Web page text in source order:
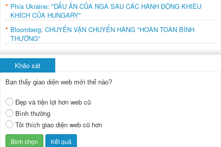
Phía Ukraine: "DẤU ẤN CỦA NGA SAU CÁC HÀNH ĐỘNG KHIÊU
KHÍCH CỦA HUNGARY"
Bloomberg: CHUYẾN VẬN CHUYỂN HÀNG "HOÀN TOÀN BÌNH
THƯỜNG"
Khảo sát
Bạn thấy giao diện web mới thế nào?
Đẹp và tiện lợi hơn web cũ
Bình thường
Tôi thích giao diện web cũ hơn